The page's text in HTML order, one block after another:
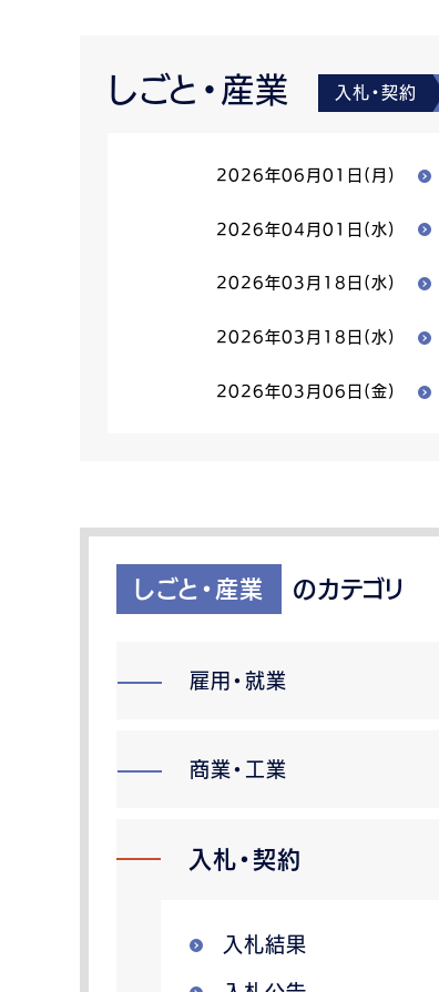
しごと・産業 入札・契約
2026年06月01日(月)
2026年04月01日(水)
2026年03月18日(水)
2026年03月18日(水)
2026年03月06日(金)
しごと・産業 のカテゴリ
雇用・就業
商業・工業
入札・契約
入札結果